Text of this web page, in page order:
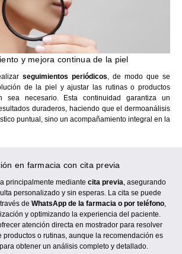
y mejora continua de la piel
seguimientos periódicos, de modo que se
de la piel y ajustar las rutinas o productos
sea necesario. Esta continuidad garantiza un
duraderos, haciendo que el dermoanálisis
puntual, sino un acompañamiento integral en la
en farmacia con cita previa
principalmente mediante cita previa, asegurando
personalizado y sin esperas. La cita se puede
de WhatsApp de la farmacia o por teléfono,
y optimizando la experiencia del paciente.
atención directa en mostrador para resolver
productos o rutinas, aunque la recomendación es
obtener un análisis completo y detallado.